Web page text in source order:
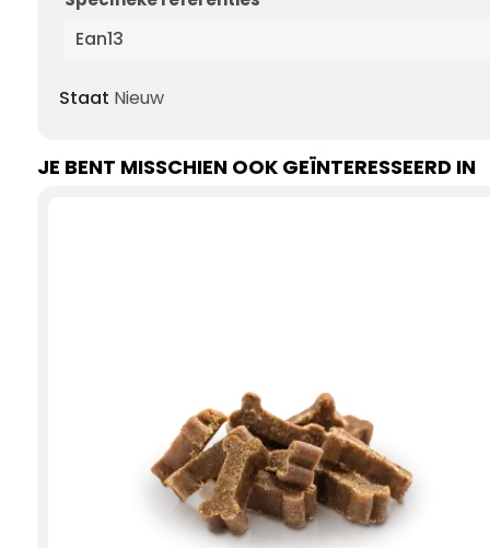
Ean13
Staat Nieuw
JE BENT MISSCHIEN OOK GEÏNTERESSEERD IN